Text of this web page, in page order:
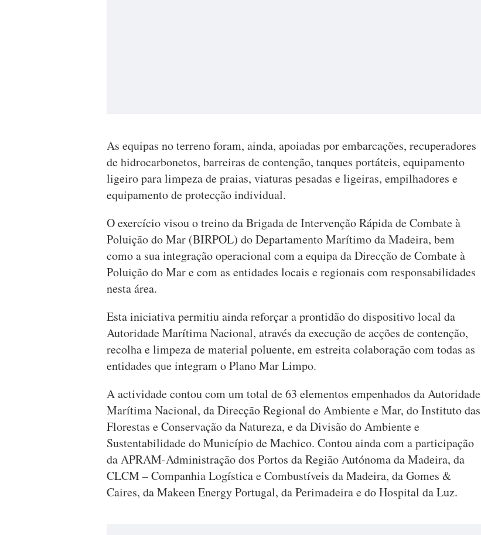
As equipas no terreno foram, ainda, apoiadas por embarcações, recuperadores
de hidrocarbonetos, barreiras de contenção, tanques portáteis, equipamento
ligeiro para limpeza de praias, viaturas pesadas e ligeiras, empilhadores e
equipamento de protecção individual.
O exercício visou o treino da Brigada de Intervenção Rápida de Combate à
Poluição do Mar (BIRPOL) do Departamento Marítimo da Madeira, bem
como a sua integração operacional com a equipa da Direcção de Combate à
Poluição do Mar e com as entidades locais e regionais com responsabilidades
nesta área.
Esta iniciativa permitiu ainda reforçar a prontidão do dispositivo local da
Autoridade Marítima Nacional, através da execução de acções de contenção,
recolha e limpeza de material poluente, em estreita colaboração com todas as
entidades que integram o Plano Mar Limpo.
A actividade contou com um total de 63 elementos empenhados da Autoridade
Marítima Nacional, da Direcção Regional do Ambiente e Mar, do Instituto das
Florestas e Conservação da Natureza, e da Divisão do Ambiente e
Sustentabilidade do Município de Machico. Contou ainda com a participação
da APRAM-Administração dos Portos da Região Autónoma da Madeira, da
CLCM – Companhia Logística e Combustíveis da Madeira, da Gomes &
Caires, da Makeen Energy Portugal, da Perimadeira e do Hospital da Luz.